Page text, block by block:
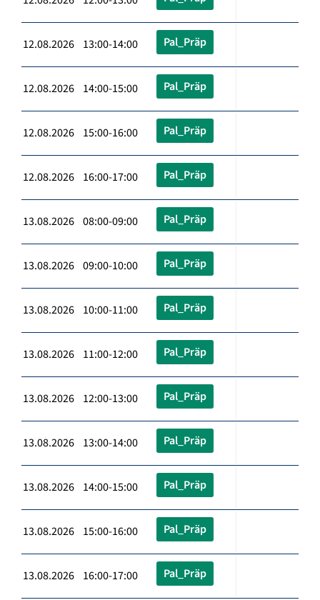
12.08.2026 13:00-14:00 Pal_Präp
12.08.2026 14:00-15:00 Pal_Präp
12.08.2026 15:00-16:00 Pal_Präp
12.08.2026 16:00-17:00 Pal_Präp
13.08.2026 08:00-09:00 Pal_Präp
13.08.2026 09:00-10:00 Pal_Präp
13.08.2026 10:00-11:00 Pal_Präp
13.08.2026 11:00-12:00 Pal_Präp
13.08.2026 12:00-13:00 Pal_Präp
13.08.2026 13:00-14:00 Pal_Präp
13.08.2026 14:00-15:00 Pal_Präp
13.08.2026 15:00-16:00 Pal_Präp
13.08.2026 16:00-17:00 Pal_Präp